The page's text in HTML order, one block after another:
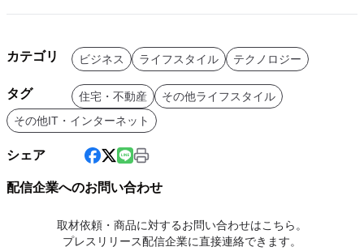
カテゴリ ビジネス ライフスタイル テクノロジー
タグ 住宅・不動産
その他ライフスタイル
その他IT・インターネット
シェア
配信企業へのお問い合わせ
取材依頼・商品に対するお問い合わせはこちら。
プレスリリース配信企業に直接連絡できます。